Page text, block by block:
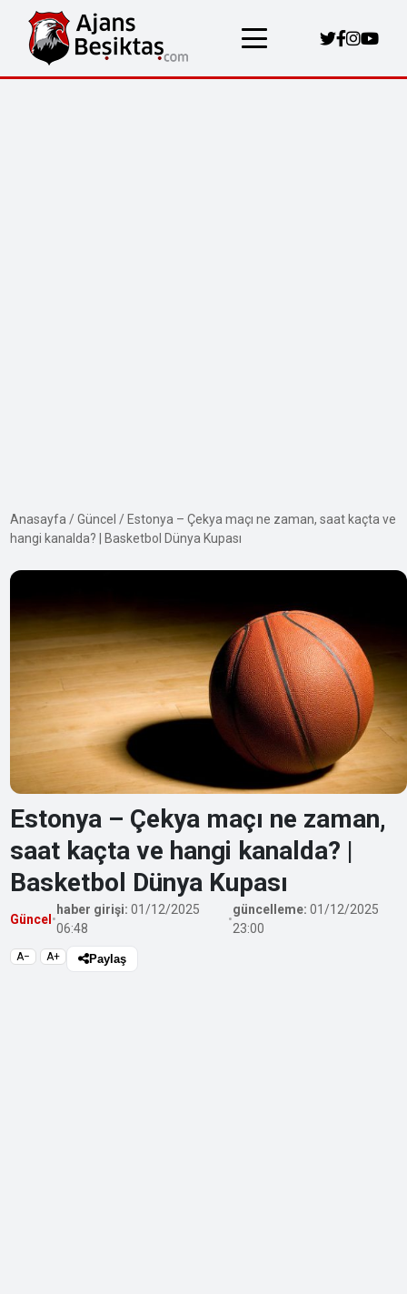
Anasayfa /Güncel / Estonya – Çekya maçı ne zaman, saat kaçta ve
hangi kanalda? | Basketbol Dünya Kupası
Estonya – Çekya maçı ne zaman,
saat kaçta ve hangi kanalda? |
Basketbol Dünya Kupası
Güncel•
haber girişi: 01/12/2025
06:48
•
güncelleme: 01/12/2025
23:00
A− A+ Paylaş